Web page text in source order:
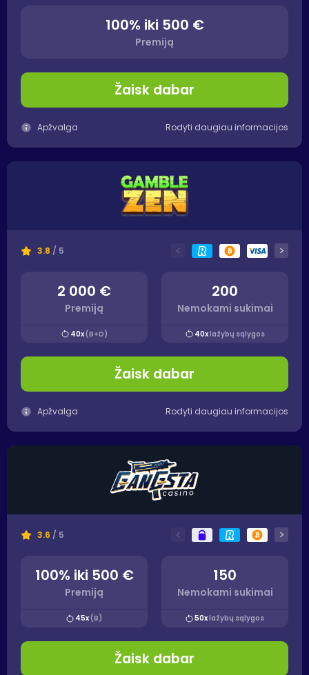
100% iki 500 €
Premiją
Žaisk dabar
Apžvalga Rodyti daugiau informacijos
3.8 / 5 < >
2 000 €
Premiją
40x(B+D)
200
Nemokami sukimai
40xlažybų sąlygos
Žaisk dabar
Apžvalga Rodyti daugiau informacijos
3.6 / 5 < >
100% iki 500 €
Premiją
45x(B)
150
Nemokami sukimai
50xlažybų sąlygos
Žaisk dabar